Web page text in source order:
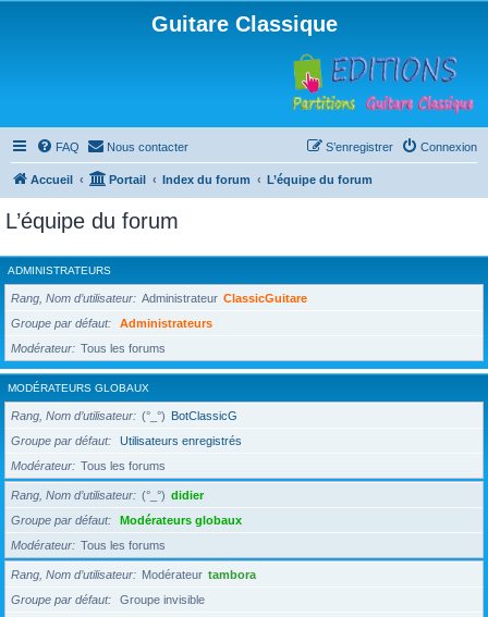
Guitare Classique
FAQ Nous contacter Connexion
S’enregistrer
Accueil Portail Index du forum L’équipe du forum
L’équipe du forum
ADMINISTRATEURS
Rang, Nom d’utilisateur Administrateur ClassicGuitare
Groupe par défaut
Administrateurs
Modérateur
Tous les forums
MODÉRATEURS GLOBAUX
Rang, Nom d’utilisateur (°_°) BotClassicG
Groupe par défaut
Utilisateurs enregistrés
Modérateur
Tous les forums
Rang, Nom d’utilisateur (°_°) didier
Groupe par défaut
Modérateurs globaux
Modérateur
Tous les forums
Rang, Nom d’utilisateur Modérateur tambora
Groupe par défaut
Groupe invisible